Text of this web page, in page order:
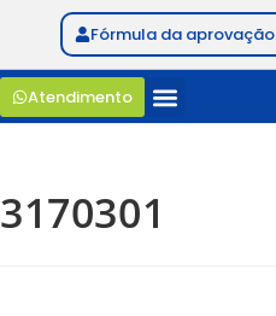
Fórmula da aprovação
Atendimento
3170301